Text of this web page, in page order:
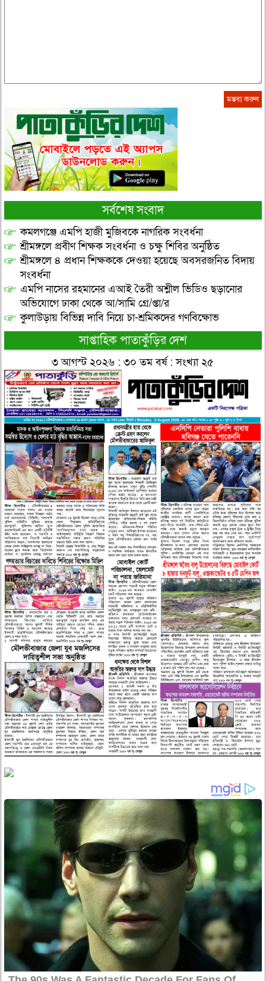
সর্বশেষ সংবাদ
কমলগঞ্জে এমপি হাজী মুজিবকে নাগরিক সংবর্ধনা
শ্রীমঙ্গলে প্রবীণ শিক্ষক সংবর্ধনা ও চক্ষু শিবির অনুষ্ঠিত
শ্রীমঙ্গলে ৪ প্রধান শিক্ষককে দেওয়া হয়েছে অবসরজনিত বিদায়
সংবর্ধনা
এমপি নাসের রহমানের এআই তৈরী অশ্লীল ভিডিও ছড়ানোর
অভিযোগে ঢাকা থেকে আ/সামি গ্রে/প্তা/র
কুলাউড়ায় বিভিন্ন দাবি নিয়ে চা-শ্রমিকদের গণবিক্ষোভ
সাপ্তাহিক পাতাকুঁড়ির দেশ
৩ আগস্ট ২০২৬ : ৩০ তম বর্ষ : সংখ্যা ২৫